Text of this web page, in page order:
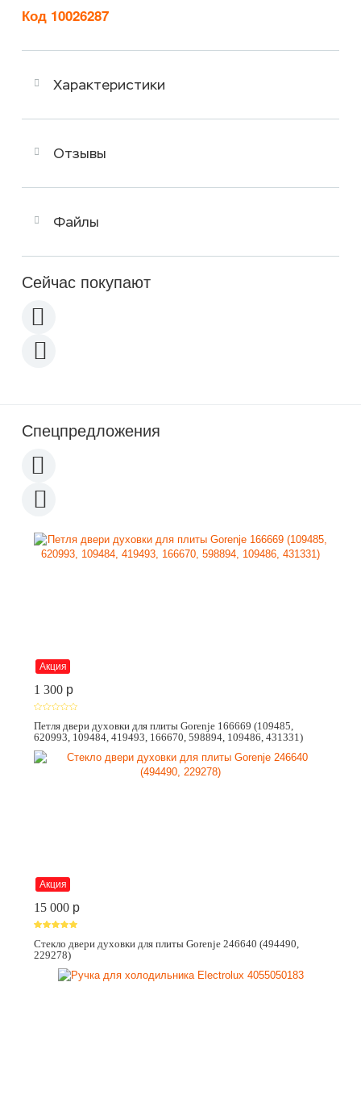
Код 10026287
Характеристики
Отзывы
Файлы
Сейчас покупают
Спецпредложения
Акция
1 300 p
Петля двери духовки для плиты Gorenje 166669 (109485,
620993, 109484, 419493, 166670, 598894, 109486, 431331)
Акция
15 000 p
Стекло двери духовки для плиты Gorenje 246640 (494490,
229278)